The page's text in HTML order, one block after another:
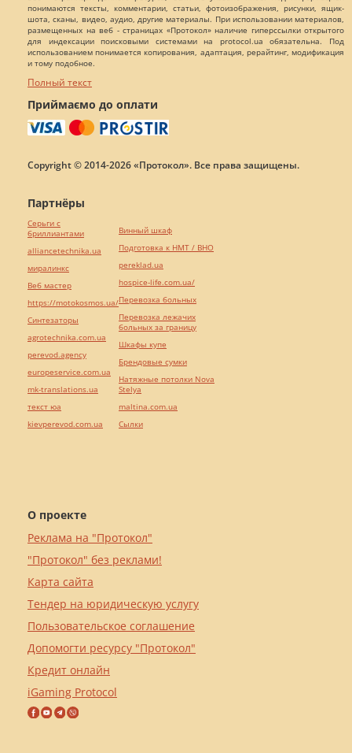
понимаются тексты, комментарии, статьи, фотоизображения, рисунки, ящик-
шота, сканы, видео, аудио, другие материалы. При использовании материалов,
размещенных на веб - страницах «Протокол» наличие гиперссылки открытого
для индексации поисковыми системами на protocol.ua обязательна. Под
использованием понимается копирования, адаптация, рерайтинг, модификация
и тому подобное.
Полный текст
Приймаємо до оплати
Copyright © 2014-2026 «Протокол». Все права защищены.
О проекте
Реклама на "Протокол"
"Протокол" без реклами!
Карта сайта
Тендер на юридическую услугу
Пользовательское соглашение
Допомогти ресурсу "Протокол"
Кредит онлайн
iGaming Protocol
Партнёры
Серьги с
бриллиантами
alliancetechnika.ua
миралинкс
Веб мастер
https://motokosmos.ua/
Синтезаторы
agrotechnika.com.ua
perevod.agency
europeservice.com.ua
mk-translations.ua
текст юа
kievperevod.com.ua
Винный шкаф
Подготовка к НМТ / ВНО
pereklad.ua
hospice-life.com.ua/
Перевозка больных
Перевозка лежачих
больных за границу
Шкафы купе
Брендовые сумки
Натяжные потолки Nova
Stelya
maltina.com.ua
Cылки